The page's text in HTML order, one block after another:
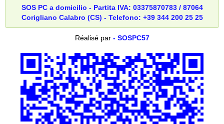
SOS PC a domicilio - Partita IVA: 03375870783 / 87064
Corigliano Calabro (CS) - Telefono: +39 344 200 25 25
Réalisé par - SOSPC57